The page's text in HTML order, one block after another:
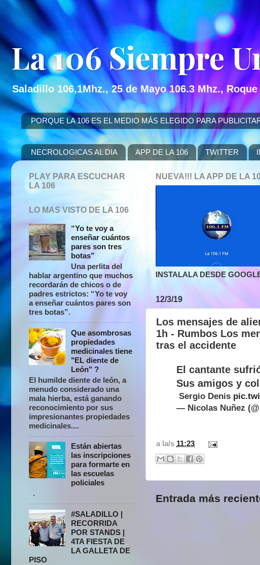
La 106 Siempre
Saladillo 106,1Mhz., 25 de Mayo 106.3 Mhz.,
PORQUE LA 106 ES EL MEDIO MÁS ELEGIDO PARA
NECROLOGICAS AL DIA APP DE LA 106 TWITTER
NUEVA!!! LA APP DE LA
INSTALALA DESDE
12/3/19
Los mensajes de
1h - Rumbos Los
tras el accidente
El cantante
Sus amigos y
Sergio Denis
— Nicolas Nuñez
a la/s 11:23
Entrada más
PLAY PARA ESCUCHAR
LA 106
LO MAS VISTO DE LA 106
“Yo te voy a
enseñar cuántos
pares son tres
botas”
Una perlita del
hablar argentino que muchos
recordarán de chicos o de
padres estrictos: “Yo te voy
a enseñar cuántos pares son
tres botas”.
Que asombrosas
propiedades
medicinales tiene
"EL diente de
León" ?
El humilde diente de león, a
menudo considerado una
mala hierba, está ganando
reconocimiento por sus
impresionantes propiedades
medicinales....
Están abiertas
las inscripciones
para formarte en
las escuelas
policiales
.
#SALADILLO |
RECORRIDA
POR STANDS |
4TA FIESTA DE
LA GALLETA DE
PISO